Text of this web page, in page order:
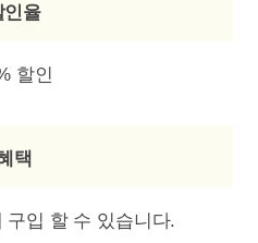
인율
할인
택
구입 할 수 있습니다.